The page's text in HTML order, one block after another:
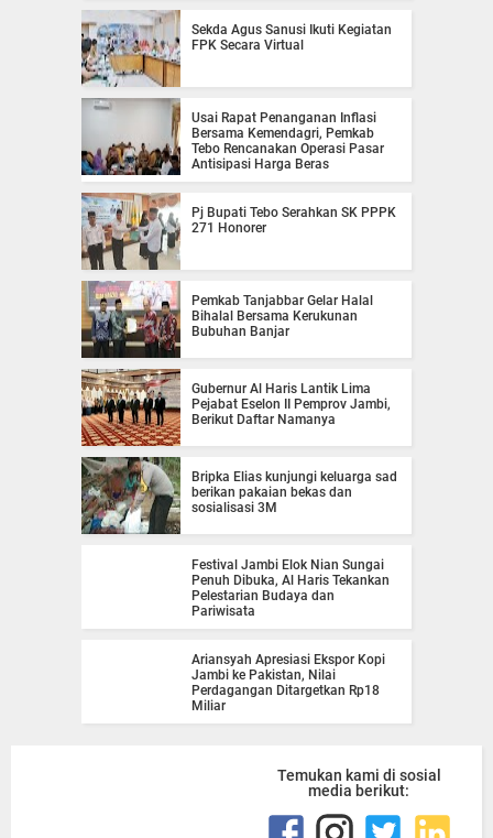
Sekda Agus Sanusi Ikuti Kegiatan
FPK Secara Virtual
Usai Rapat Penanganan Inflasi
Bersama Kemendagri, Pemkab
Tebo Rencanakan Operasi Pasar
Antisipasi Harga Beras
Pj Bupati Tebo Serahkan SK PPPK
271 Honorer
Pemkab Tanjabbar Gelar Halal
Bihalal Bersama Kerukunan
Bubuhan Banjar
Gubernur Al Haris Lantik Lima
Pejabat Eselon II Pemprov Jambi,
Berikut Daftar Namanya
Bripka Elias kunjungi keluarga sad
berikan pakaian bekas dan
sosialisasi 3M
Festival Jambi Elok Nian Sungai
Penuh Dibuka, Al Haris Tekankan
Pelestarian Budaya dan
Pariwisata
Ariansyah Apresiasi Ekspor Kopi
Jambi ke Pakistan, Nilai
Perdagangan Ditargetkan Rp18
Miliar
Temukan kami di sosial
media berikut: